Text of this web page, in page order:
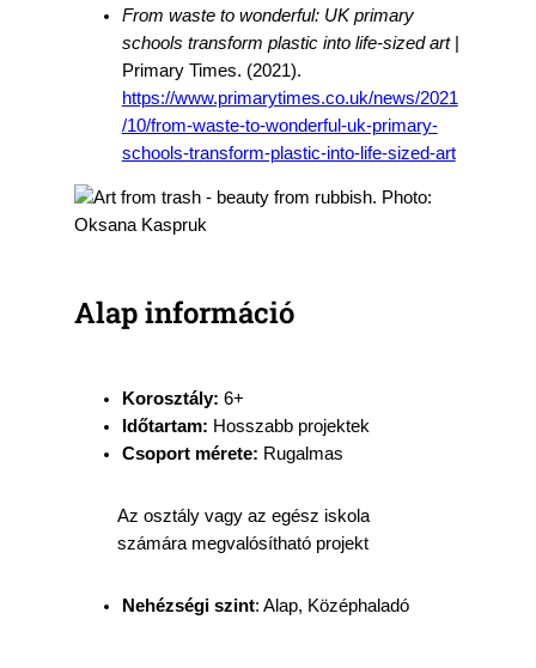
From waste to wonderful: UK primary
schools transform plastic into life-sized art|
Primary Times. (2021).
https://www.primarytimes.co.uk/news/2021
/10/from-waste-to-wonderful-uk-primary-
schools-transform-plastic-into-life-sized-art
Alap információ
Korosztály: 6+
Időtartam: Hosszabb projektek
Csoport mérete: Rugalmas
Az osztály vagy az egész iskola
számára megvalósítható projekt
Nehézségi szint: Alap, Középhaladó